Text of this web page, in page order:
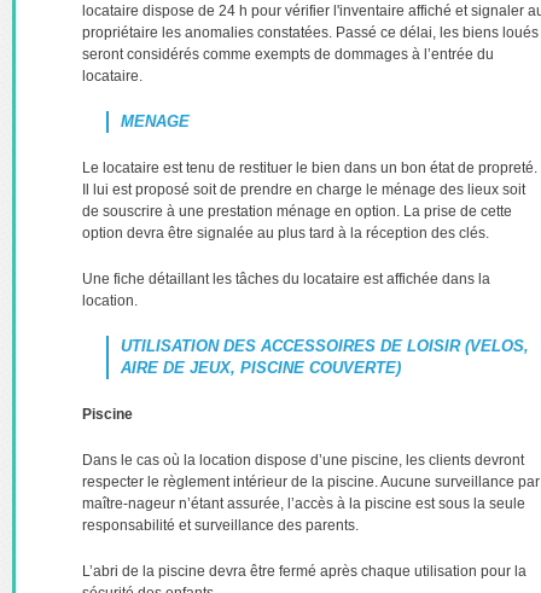
locataire dispose de 24 h pour vérifier l'inventaire affiché et signaler
propriétaire les anomalies constatées. Passé ce délai, les biens loués
seront considérés comme exempts de dommages à l’entrée du
locataire.
MENAGE
Le locataire est tenu de restituer le bien dans un bon état de propreté.
Il lui est proposé soit de prendre en charge le ménage des lieux soit
de souscrire à une prestation ménage en option. La prise de cette
option devra être signalée au plus tard à la réception des clés.
Une fiche détaillant les tâches du locataire est affichée dans la
location.
UTILISATION DES ACCESSOIRES DE LOISIR (VELOS,
AIRE DE JEUX, PISCINE COUVERTE)
Piscine
Dans le cas où la location dispose d’une piscine, les clients devront
respecter le règlement intérieur de la piscine. Aucune surveillance par
maître-nageur n’étant assurée, l’accès à la piscine est sous la seule
responsabilité et surveillance des parents.
L’abri de la piscine devra être fermé après chaque utilisation pour la